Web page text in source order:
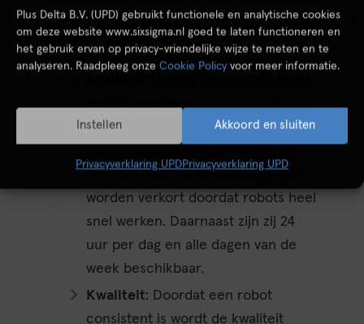
Plus Delta B.V. (UPD) gebruikt functionele en analytische cookies
om deze website www.sixsigma.nl goed te laten functioneren en
het gebruik ervan op privacy-vriendelijke wijze te meten en te
analyseren. Raadpleeg onze Cookie Policy voor meer informatie.
Akkoord en sluiten
Instellen
Privacyverklaring UPDPrivacyverklaring UPD
toch? Zie hieronder een overzicht van de
grootste voordelen:
slechts enkele seconden nodig om
een factuur in te boeken, terwijl
minuten over doet. Doorlooptijden
worden verkort doordat robots heel
snel werken. Daarnaast zijn zij 24
uur per dag en alle dagen van de
week beschikbaar.
Kwaliteit: Doordat een robot
consistent is wordt de kwaliteit